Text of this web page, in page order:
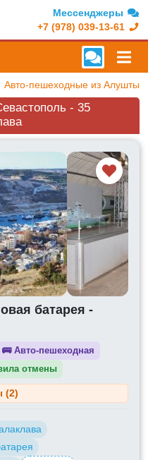
Мессенджеры
+7 (978) 039-13-61
Авто-пешеходные из Алушты
- 35
батарея -
🚌Авто-пешеходная
отмены
(2)